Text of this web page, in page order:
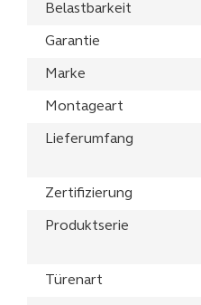
Belastbarkeit
Garantie
Marke
Montageart
Lieferumfang
Zertifizierung
Produktserie
Türenart